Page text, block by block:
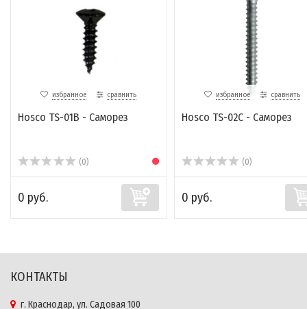
избранное сравнить
Hosco TS-01B - Саморез
(0)
0 руб.
избранное сравнить
Hosco TS-02C - Саморез
(0)
0 руб.
КОНТАКТЫ
г. Краснодар, ул. Садовая 100